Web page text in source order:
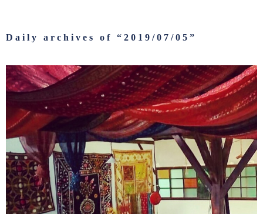
Daily archives of “ 2019/07/05 ”